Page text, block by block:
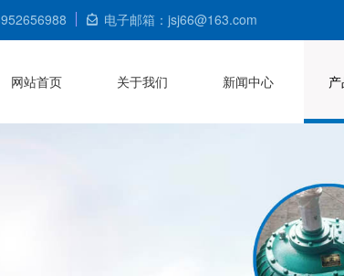
电子邮箱：jsj66@163.com
网站首页 关于我们 新闻中心